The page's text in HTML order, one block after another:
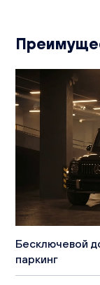
Бесключевой
паркинг